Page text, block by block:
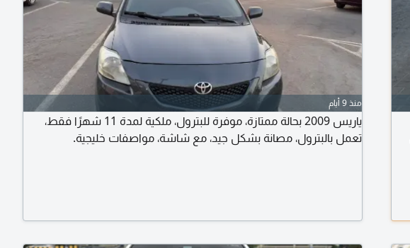
منذ 9 أيام
ياريس 2009 بحالة ممتازة، موفرة للبترول، ملكية لمدة 11 شهرًا فقط،
تعمل بالبترول، مصانة بشكل جيد، مع شاشة، مواصفات خليجية.